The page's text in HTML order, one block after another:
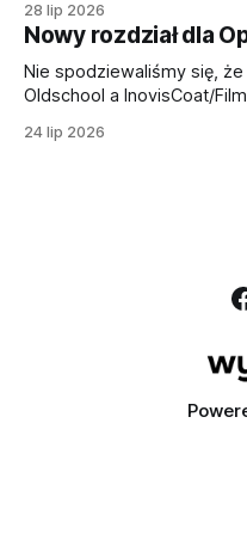
barw, w której specjalizuje
Wydarzenie rozpocznie się
sobotę (akurat wypada
pod wejściem głównym
28 lip 2026
Nowy rozdział dla
Nie spodziewaliśmy się,
Oldschool a InovisCoat/
w normalnych cenach, a
24 lip 2026